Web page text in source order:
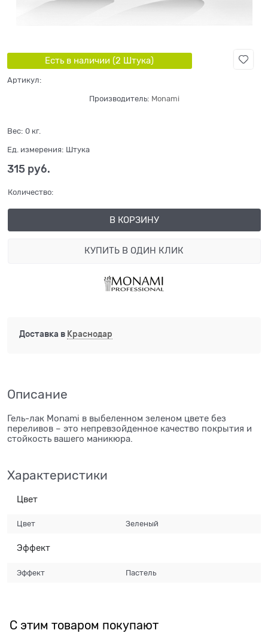
Есть в наличии (2 Штука)
Артикул:
Производитель: Monami
Вес: 0 кг.
Ед. измерения: Штука
315 руб.
Количество:
В КОРЗИНУ
КУПИТЬ В ОДИН КЛИК
Доставка в Краснодар
Описание
Гель-лак Monami в выбеленном зеленом цвете без
переливов – это непревзойденное качество покрытия и
стойкость вашего маникюра.
Характеристики
Цвет
Цвет Зеленый
Эффект
Эффект Пастель
С этим товаром покупают